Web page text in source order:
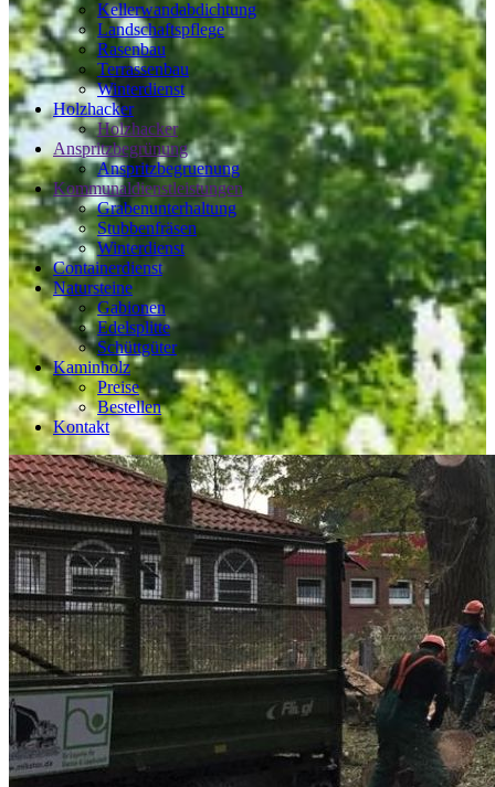
Kellerwandabdichtung
Landschaftspflege
Rasenbau
Terrassenbau
Winterdienst
Holzhacker
Holzhacker
Anspritzbegrünung
Anspritzbegruenung
Kommunaldienstleistungen
Grabenunterhaltung
Stubbenfräsen
Winterdienst
Containerdienst
Natursteine
Gabionen
Edelsplitte
Schüttgüter
Kaminholz
Preise
Bestellen
Kontakt